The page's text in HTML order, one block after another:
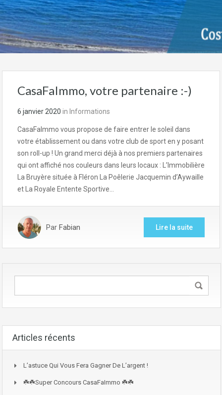
CasaFaImmo, votre partenaire :-)
6 janvier 2020 in Informations
CasaFaImmo vous propose de faire entrer le soleil dans
votre établissement ou dans votre club de sport en y posant
son roll-up ! Un grand merci déjà à nos premiers partenaires
qui ont affiché nos couleurs dans leurs locaux : L’Immobilière
La Bruyère située à Fléron La Poêlerie Jacquemin d’Aywaille
et La Royale Entente Sportive…
Par Fabian Lire la suite
Articles récents
L’astuce Qui Vous Fera Gagner De L’argent !
☘️☘️Super Concours CasaFaImmo ☘️☘️